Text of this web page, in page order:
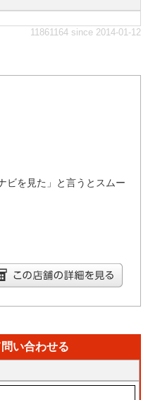
11861164 since 2014-01-12
ビを見た」と言うとスムー